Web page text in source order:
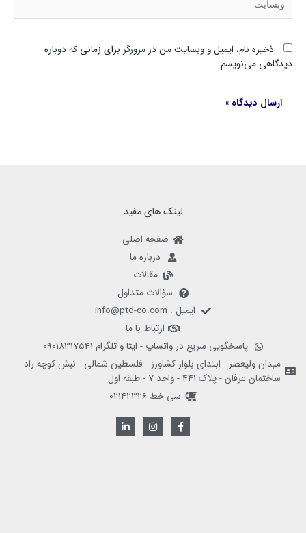
ذخیره نام، ایمیل و وبسایت من در مرورگر برای زمانی که دوباره
دیدگاهی می‌نویسم.
لینک های مفید
صفحه اصلی
درباره ما
مقالات
سؤالات متداول
ایمیل : info@ptd-co.com
ارتباط با ما
پاسخگویی سریع در واتساپ - ایتا و تلگرام 09018317541
میدان ولیعصر - ابتدای بلوار کشاورز - فلسطین شمالی - نبش کوچه راد -
ساختمان عرفان - پلاک 441 - واحد 7 - طبقه اول
سی خط 02142326
F
a
c
I
n
s
L
i
n